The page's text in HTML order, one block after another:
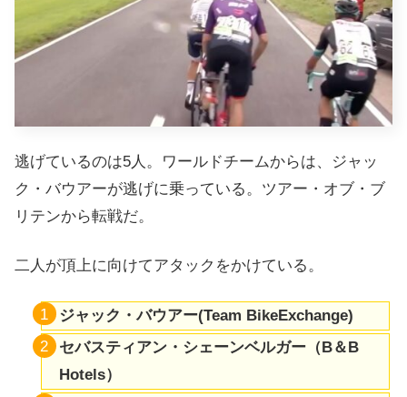
逃げているのは5人。ワールドチームからは、ジャッ
ク・バウアーが逃げに乗っている。ツアー・オブ・ブ
リテンから転戦だ。
二人が頂上に向けてアタックをかけている。
ジャック・バウアー(Team BikeExchange)
セバスティアン・シェーンベルガー（B＆B
Hotels）